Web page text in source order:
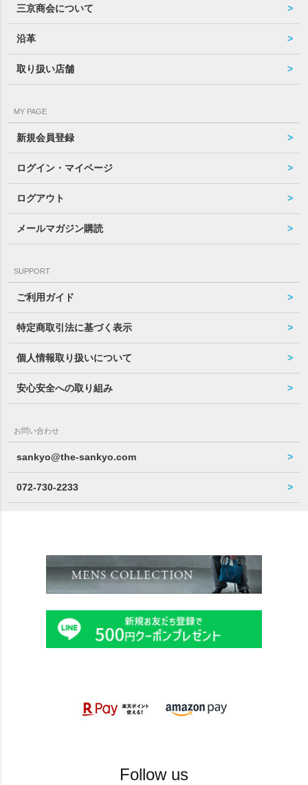
三京商会について
沿革
取り扱い店舗
MY PAGE
新規会員登録
ログイン・マイページ
ログアウト
メールマガジン購読
SUPPORT
ご利用ガイド
特定商取引法に基づく表示
個人情報取り扱いについて
安心安全への取り組み
お問い合わせ
sankyo@the-sankyo.com
072-730-2233
Follow us